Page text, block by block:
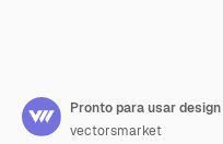
vectorsmarket